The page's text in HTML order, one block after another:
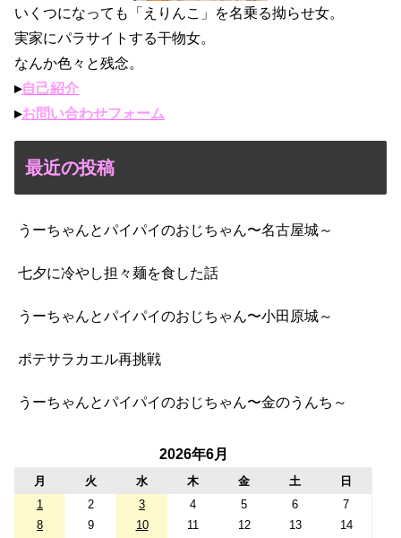
いくつになっても「えりんこ」を名乗る拗らせ女。
実家にパラサイトする干物女。
なんか色々と残念。
▸自己紹介
▸お問い合わせフォーム
最近の投稿
うーちゃんとパイパイのおじちゃん〜名古屋城～
七夕に冷やし担々麺を食した話
うーちゃんとパイパイのおじちゃん〜小田原城～
ポテサラカエル再挑戦
うーちゃんとパイパイのおじちゃん〜金のうんち～
2026年6月
月 火 水 木 金 土
日
1
2 3 4 5 6
7
8
9 10 11 12 13
14